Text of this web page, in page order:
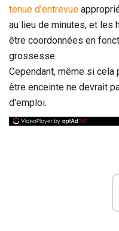
tenue d'entrevue
au lieu de minutes, et les
être coordonnées en
grossesse.
Cependant, même si
être enceinte ne devrait
d'emploi.